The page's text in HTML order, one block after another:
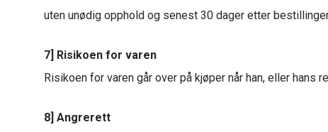
uten unødig opphold og senest 30 dager etter
7] Risikoen for varen
Risikoen for varen går over på kjøper når han, eller hans
8] Angrerett